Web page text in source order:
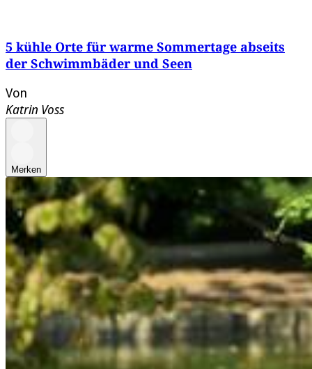
5 kühle Orte für warme Sommertage abseits
der Schwimmbäder und Seen
Von
Katrin Voss
Merken